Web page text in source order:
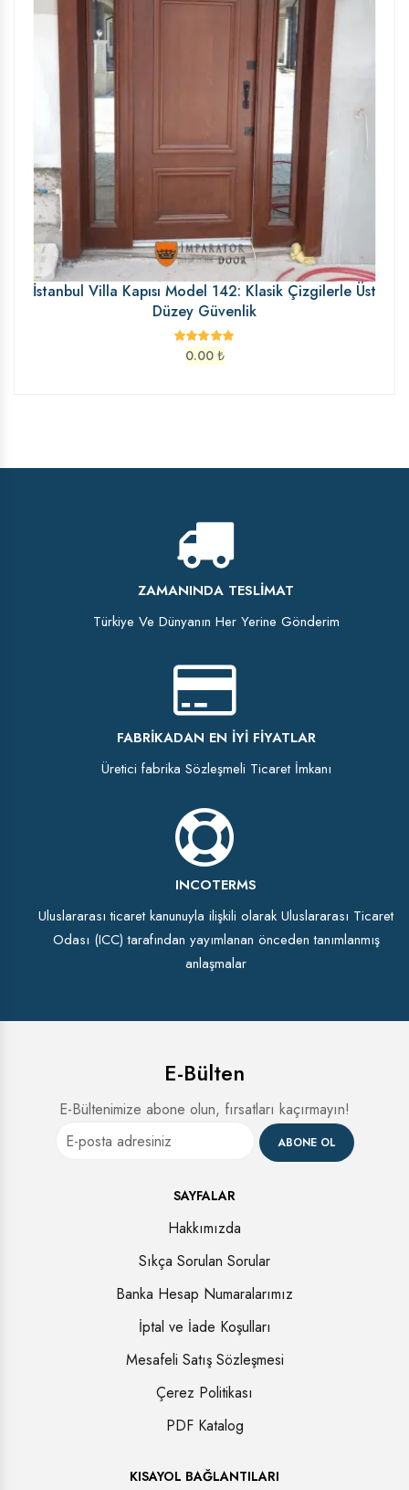
İstanbul Villa Kapısı Model 142: Klasik Çizgilerle Üst
Düzey Güvenlik
0.00 ₺
ZAMANINDA TESLIMAT
Türkiye Ve Dünyanın Her Yerine Gönderim
FABRIKADAN EN İYI FIYATLAR
Üretici fabrika Sözleşmeli Ticaret İmkanı
INCOTERMS
Uluslararası ticaret kanunuyla ilişkili olarak Uluslararası Ticaret
Odası (ICC) tarafından yayımlanan önceden tanımlanmış
anlaşmalar
E-Bülten
E-Bültenimize abone olun, fırsatları kaçırmayın!
ABONE OL
SAYFALAR
Hakkımızda
Sıkça Sorulan Sorular
Banka Hesap Numaralarımız
İptal ve İade Koşulları
Mesafeli Satış Sözleşmesi
Çerez Politikası
PDF Katalog
KISAYOL BAĞLANTILARI